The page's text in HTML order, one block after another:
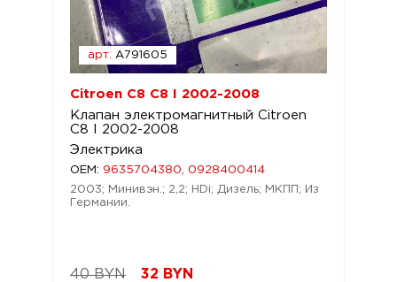
арт. A791605
Citroen C8 C8 I 2002-2008
Клапан электромагнитный Citroen
C8 I 2002-2008
Электрика
OEM: 9635704380, 0928400414
2003; Минивэн.; 2,2; HDi; Дизель; МКПП; Из
Германии.
40 BYN 32 BYN